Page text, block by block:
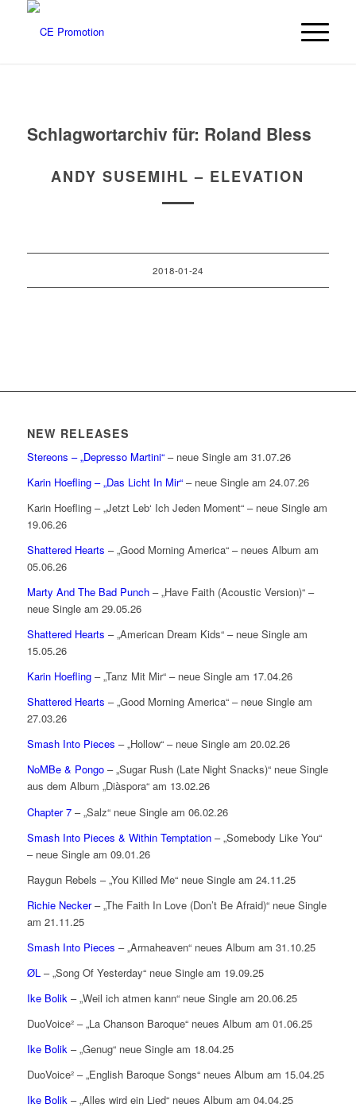
Schlagwortarchiv für: Roland Bless
ANDY SUSEMIHL – ELEVATION
2018-01-24
NEW RELEASES
Stereons – „Depresso Martini“– neue Single am 31.07.26
Karin Hoefling – „Das Licht In Mir“– neue Single am 24.07.26
Karin Hoefling – „Jetzt Leb‘ Ich Jeden Moment“ – neue Single am
19.06.26
Shattered Hearts – „Good Morning America“ – neues Album am
05.06.26
Marty And The Bad Punch– „Have Faith (Acoustic Version)“ –
neue Single am 29.05.26
Shattered Hearts – „American Dream Kids“ – neue Single am
15.05.26
Karin Hoefling– „Tanz Mit Mir“ – neue Single am 17.04.26
Shattered Hearts – „Good Morning America“ – neue Single am
27.03.26
Smash Into Pieces – „Hollow“ – neue Single am 20.02.26
NoMBe & Pongo– „Sugar Rush (Late Night Snacks)“ neue Single
aus dem Album „Diàspora“ am 13.02.26
Chapter 7– „Salz“ neue Single am 06.02.26
Smash Into Pieces & Within Temptation– „Somebody Like You“
– neue Single am 09.01.26
Raygun Rebels – „You Killed Me“ neue Single am 24.11.25
Richie Necker– „The Faith In Love (Don’t Be Afraid)“ neue Single
am 21.11.25
Smash Into Pieces – „Armaheaven“ neues Album am 31.10.25
ØL – „Song Of Yesterday“ neue Single am 19.09.25
Ike Bolik – „Weil ich atmen kann“ neue Single am 20.06.25
DuoVoice² – „La Chanson Baroque“ neues Album am 01.06.25
Ike Bolik– „Genug“ neue Single am 18.04.25
DuoVoice² – „English Baroque Songs“ neues Album am 15.04.25
Ike Bolik– „Alles wird ein Lied“ neues Album am 04.04.25